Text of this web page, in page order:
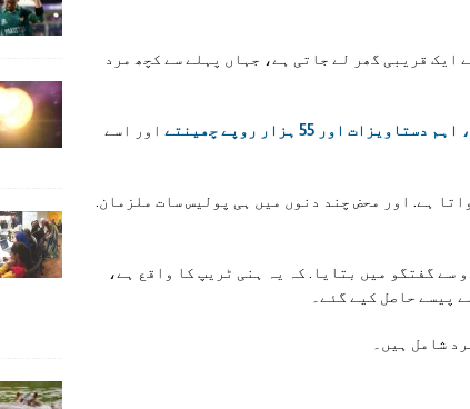
ایک قریبی گھر لے جاتی ہے، جہاں پہلے سے کچھ مرد
اور 55 ہزار روپے چھینتے
اور اسے
ہے. اور محض چند دنوں میں ہی پولیس سات ملزمان.
سے گفتگو میں بتایا. کہ یہ ہنی ٹریپ کا واقع ہے،
پیسے حاصل کیے گئے۔
شامل ہیں۔